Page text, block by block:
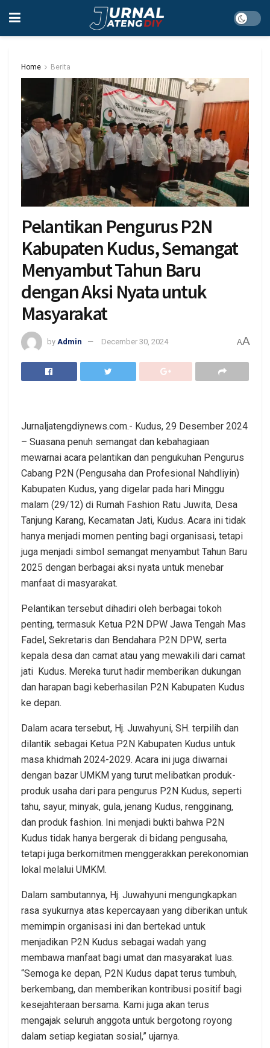
Home Berita
Pelantikan Pengurus P2N
Kabupaten Kudus, Semangat
Menyambut Tahun Baru
dengan Aksi Nyata untuk
Masyarakat
by Admin December 30, 2024 AA
Jurnaljatengdiynews.com.- Kudus, 29 Desember 2024
– Suasana penuh semangat dan kebahagiaan
mewarnai acara pelantikan dan pengukuhan Pengurus
Cabang P2N (Pengusaha dan Profesional Nahdliyin)
Kabupaten Kudus, yang digelar pada hari Minggu
malam (29/12) di Rumah Fashion Ratu Juwita, Desa
Tanjung Karang, Kecamatan Jati, Kudus. Acara ini tidak
hanya menjadi momen penting bagi organisasi, tetapi
juga menjadi simbol semangat menyambut Tahun Baru
2025 dengan berbagai aksi nyata untuk menebar
manfaat di masyarakat.
Pelantikan tersebut dihadiri oleh berbagai tokoh
penting, termasuk Ketua P2N DPW Jawa Tengah Mas
Fadel, Sekretaris dan Bendahara P2N DPW, serta
kepala desa dan camat atau yang mewakili dari camat
jati Kudus. Mereka turut hadir memberikan dukungan
dan harapan bagi keberhasilan P2N Kabupaten Kudus
ke depan.
Dalam acara tersebut, Hj. Juwahyuni, SH. terpilih dan
dilantik sebagai Ketua P2N Kabupaten Kudus untuk
masa khidmah 2024-2029. Acara ini juga diwarnai
dengan bazar UMKM yang turut melibatkan produk-
produk usaha dari para pengurus P2N Kudus, seperti
tahu, sayur, minyak, gula, jenang Kudus, rengginang,
dan produk fashion. Ini menjadi bukti bahwa P2N
Kudus tidak hanya bergerak di bidang pengusaha,
tetapi juga berkomitmen menggerakkan perekonomian
lokal melalui UMKM.
Dalam sambutannya, Hj. Juwahyuni mengungkapkan
rasa syukurnya atas kepercayaan yang diberikan untuk
memimpin organisasi ini dan bertekad untuk
menjadikan P2N Kudus sebagai wadah yang
membawa manfaat bagi umat dan masyarakat luas.
“Semoga ke depan, P2N Kudus dapat terus tumbuh,
berkembang, dan memberikan kontribusi positif bagi
kesejahteraan bersama. Kami juga akan terus
mengajak seluruh anggota untuk bergotong royong
dalam setiap kegiatan sosial,” ujarnya.